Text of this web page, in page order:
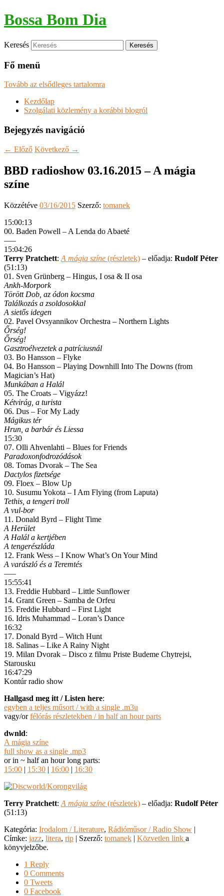
Bossa Bom Dia
Keresés
Fő menü
Tovább az elsődleges tartalomra
Kezdőlap
Szolgálati közlemény a korábbi blogról
Bejegyzés navigáció
← Előző Következő →
BBD radioshow 03.16.2015 – A mágia
színe
Közzétéve 03/16/2015 Szerző: tomanek
15:00:13
00. Baden Powell – A Lenda do Abaeté
—–
15:04:26
Terry Pratchett: A mágia színe (részletek) – előadja: Rudolf Péter
(51:13)
01. Sven Grünberg – Hingus, I osa & II osa
Ankh-Morpork
Törött Dob, az ódon kocsma
Találkozás a zsoldosokkal
A sietős idegen
02. Pavel Ovsyannikov Orchestra – Northern Lights
Őrség!
Őrség!
Gasztroélvezetek a patríciusnál
03. Bo Hansson – Flyke
04. Bo Hansson – Playing Downhill Into The Downs (from
Magician’s Hat)
Munkában a Halál
05. The Croats – Vigyázz!
Kétvirág, a turista
06. Dus – For My Lady
Mágikus tér
Hrun, a barbár és Liessa
15:30
07. Olli Ahvenlahti – Blues for Friends
Paradoxonfodrozódások
08. Tomas Dvorak – The Sea
Dactylos fizetsége
09. Floex – Blow Up
10. Susumu Yokota – I Am Flying (from Laputa)
Tethis, a tengeri troll
A vul-bor
11. Donald Byrd – Flight Time
A Herület
A Halál a kertjében
A tengerészláda
12. Frank Wess – I Know What’s On Your Mind
A varászló és a Teremtés
—–
15:55:41
13. Freddie Hubbard – Little Sunflower
14. Grant Green – Samba de Orfeu
15. Freddie Hubbard – First Light
16. Idris Muhammad – Loran’s Dance
16:32
17. Donald Byrd – Witch Hunt
18. Salinas – Like A Rainy Night
19. Milan Dvorak – Disco z filmu Priste Budeme Chytrejsi,
Starousku
16:47:29
Kontúr radio show
Hallgasd meg itt / Listen here:
egyben a teljes műsort / with a single .m3u
vagy/orfélórás részletekben / in half an hour parts
dwnld:
A mágia színe
full show as a single .mp3
or in ~ half an hour long parts:
15:00 | 15:30 | 16:00 | 16:30
Terry Pratchett: A mágia színe (részletek) – előadja: Rudolf Péter
(51:13)
Kategória: Irodalom / Literature, Rádióműsor / Radio Show |
Címke: jazz, litera, rip | Szerző: tomanek | Közvetlen link a
könyvjelzőbe.
1 Reply
0 Comments
0 Tweets
0 Facebook